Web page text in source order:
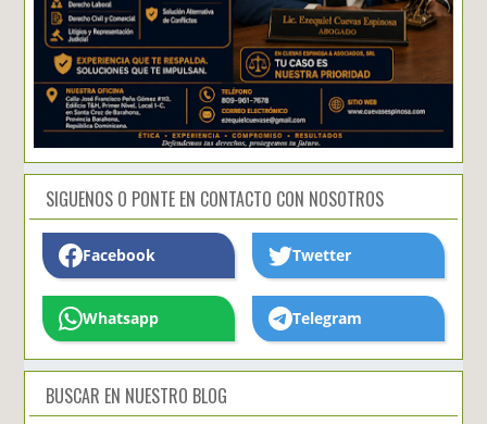
SIGUENOS O PONTE EN CONTACTO CON NOSOTROS
Facebook Twetter
Whatsapp Telegram
BUSCAR EN NUESTRO BLOG